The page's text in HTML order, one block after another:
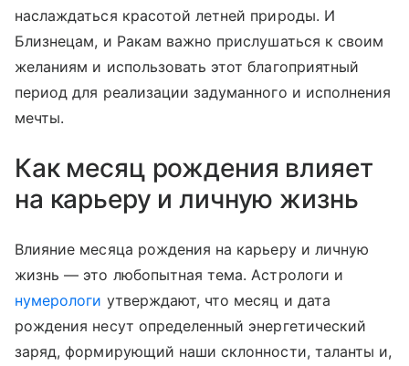
наслаждаться красотой летней природы. И
Близнецам, и Ракам важно прислушаться к своим
желаниям и использовать этот благоприятный
период для реализации задуманного и исполнения
мечты.
Как месяц рождения влияет
на карьеру и личную жизнь
Влияние месяца рождения на карьеру и личную
жизнь — это любопытная тема. Астрологи и
нумерологи утверждают, что месяц и дата
рождения несут определенный энергетический
заряд, формирующий наши склонности, таланты и,